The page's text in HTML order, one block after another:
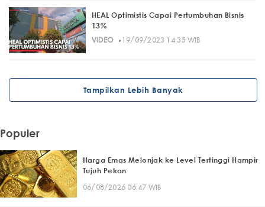
HEAL Optimistis Capai Pertumbuhan Bisnis
13%
VIDEO· 19/09/2023 14:35 WIB
Tampilkan Lebih Banyak
Populer
Harga Emas Melonjak ke Level Tertinggi Hampir
Tujuh Pekan
06/08/2026 06:47 WIB